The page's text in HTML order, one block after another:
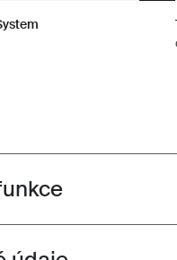
features
techspec